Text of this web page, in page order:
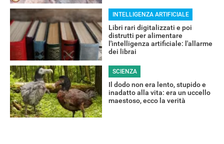
INTELLIGENZA ARTIFICIALE
Libri rari digitalizzati e poi
distrutti per alimentare
l'intelligenza artificiale: l'allarme
dei librai
SCIENZA
Il dodo non era lento, stupido e
inadatto alla vita: era un uccello
maestoso, ecco la verità